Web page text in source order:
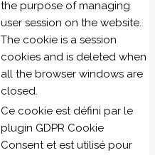
the purpose of managing
user session on the website.
The cookie is a session
cookies and is deleted when
all the browser windows are
closed.
Ce cookie est défini par le
plugin GDPR Cookie
Consent et est utilisé pour